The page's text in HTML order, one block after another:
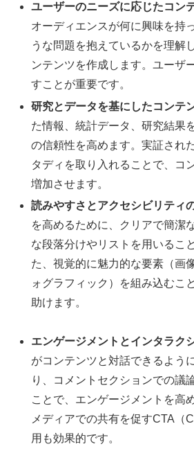
ユーザーのニーズに応じたコン
オーディエンスが何に興味を持
うな問題を抱えているかを理解
ンテンツを作成します。ユーザ
すことが重要です。
研究とデータを基にしたコンテ
た情報、統計データ、研究結果
の信頼性を高めます。実証され
タディを取り入れることで、コ
増加させます。
読みやすさとアクセシビリティ
を高めるために、クリアで簡潔
な段落分けやリストを用いるこ
た、視覚的に魅力的な要素（画
ォグラフィック）を組み込むこ
助けます。
エンゲージメントとインタラク
がコンテンツと対話できるよう
り、コメントセクションでの議
ことで、エンゲージメントを高
メディアでの共有を促すCTA（
用も効果的です。